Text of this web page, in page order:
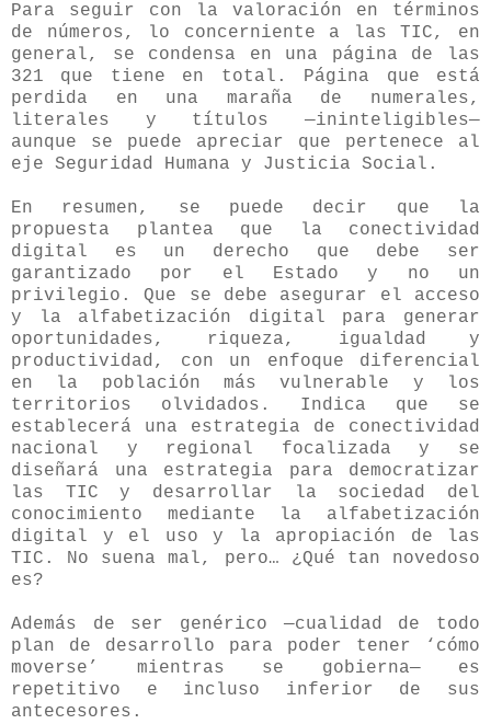
Para seguir con la valoración en términos
de números, lo concerniente a las TIC, en
general, se condensa en una página de las
321 que tiene en total. Página que está
perdida en una maraña de numerales,
literales y títulos —ininteligibles—
aunque se puede apreciar que pertenece al
eje Seguridad Humana y Justicia Social.
En resumen, se puede decir que la
propuesta plantea que la conectividad
digital es un derecho que debe ser
garantizado por el Estado y no un
privilegio. Que se debe asegurar el acceso
y la alfabetización digital para generar
oportunidades, riqueza, igualdad y
productividad, con un enfoque diferencial
en la población más vulnerable y los
territorios olvidados. Indica que se
establecerá una estrategia de conectividad
nacional y regional focalizada y se
diseñará una estrategia para democratizar
las TIC y desarrollar la sociedad del
conocimiento mediante la alfabetización
digital y el uso y la apropiación de las
TIC. No suena mal, pero… ¿Qué tan novedoso
es?
Además de ser genérico —cualidad de todo
plan de desarrollo para poder tener ‘cómo
moverse’ mientras se gobierna— es
repetitivo e incluso inferior de sus
antecesores.